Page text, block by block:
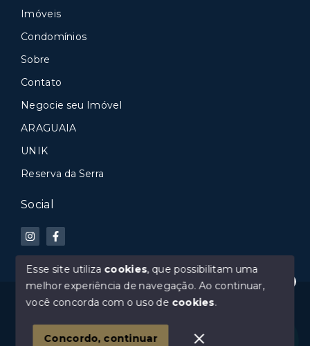
Precisa de ajuda?
Imóveis
Condomínios
Sobre
Contato
Negocie seu Imóvel
ARAGUAIA
UNIK
Reserva da Serra
Social
© Copyright 2026 - Faria & Araujo - Todos os direitos
SITE PARA IMOBILIARIA
Esse site utiliza cookies, que possibilitam uma
melhor experiência de navegação.Ao continuar,
você concorda com o uso de cookies.
Concordo, continuar